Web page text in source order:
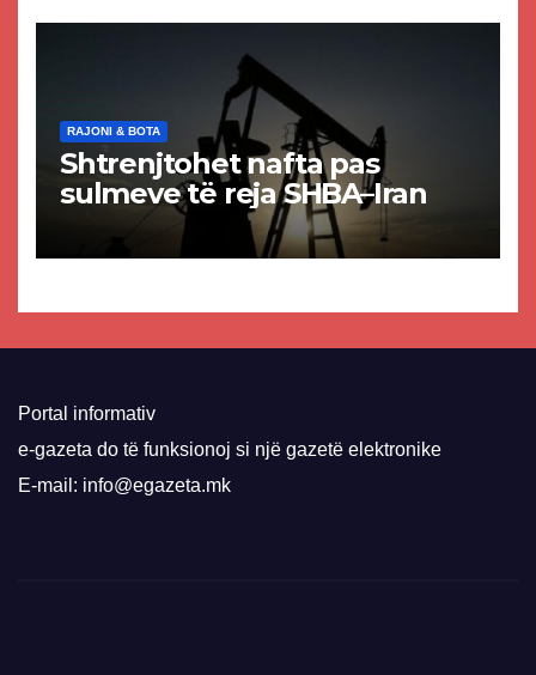
RAJONI & BOTA
Shtrenjtohet nafta pas
sulmeve të reja SHBA–Iran
Portal informativ
e-gazeta do të funksionoj si një gazetë elektronike
E-mail: info@egazeta.mk